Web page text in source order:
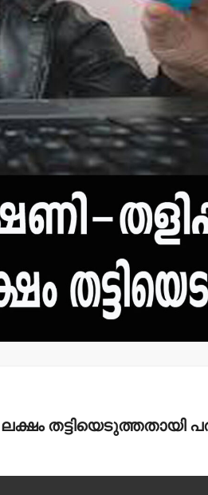
തട്ടിയെടുത്തതായി
മന്ത്രി അനൂപ് ജേക്കബ്
നാളെ
പാടിയോട്ടുചാലില്‍
മാവേലി സൂപ്പര്‍ സ്റ്റോര്‍
ഉദ്ഘാടനം ചെയ്യും.
admin3 August 6, 2026